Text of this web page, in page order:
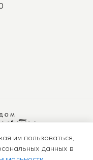
ПД
им пользоваться,
данных в